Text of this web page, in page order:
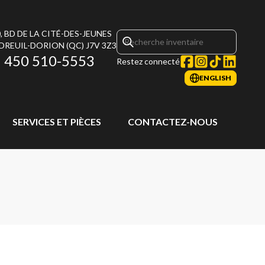
BD DE LA CITÉ-DES-JEUNES
DORION (QC) J7V 3Z3
450 510-5553 Restez connecté
ENGLISH
SERVICES ET PIÈCES CONTACTEZ-NOUS